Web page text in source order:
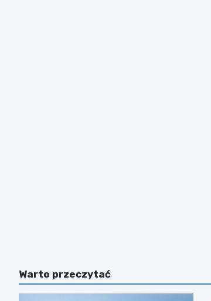
Warto przeczytać